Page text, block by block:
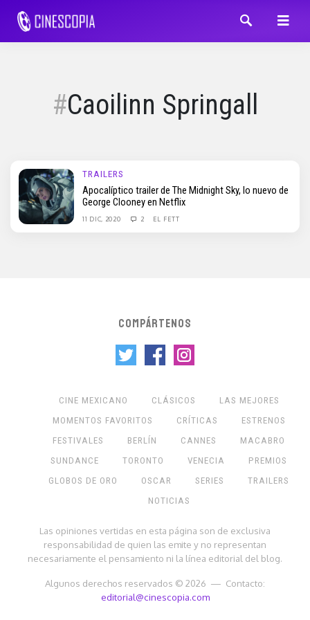
Caoilinn Springall
TRAILERS
Apocalíptico trailer de The Midnight Sky, lo nuevo de
George Clooney en Netflix
11 DIC, 2020 2 EL FETT
COMPÁRTENOS
CINE MEXICANO CLÁSICOS
LAS MEJORES
MOMENTOS FAVORITOS
CRÍTICAS
ESTRENOS
FESTIVALES
BERLÍN CANNES
MACABRO
SUNDANCE
TORONTO VENECIA
PREMIOS
GLOBOS DE ORO
OSCAR SERIES
TRAILERS
NOTICIAS
Las opiniones vertidas en esta página son de exclusiva
responsabilidad de quien las emite y no representan
necesariamente el pensamiento ni la línea editorial del blog.
Algunos derechos reservados © 2026 — Contacto:
editorial@cinescopia.com